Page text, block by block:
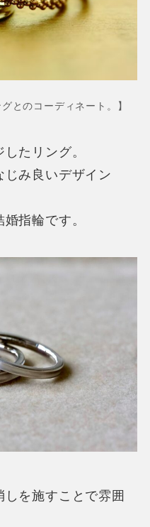
とのコーディネート。】
たリング。
み良いデザイン
指輪です。
を施すことで雰囲